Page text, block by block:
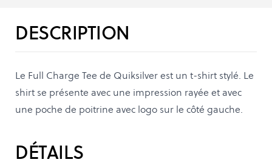
DESCRIPTION
Le Full Charge Tee de Quiksilver est un t-shirt stylé. Le
shirt se présente avec une impression rayée et avec
une poche de poitrine avec logo sur le côté gauche.
DÉTAILS